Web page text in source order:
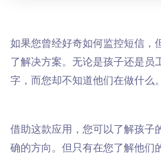
如果您曾经好奇如何监控短信，
了解决方案。无论是孩子还是员
字，而您却不知道他们在做什么。
借助这款应用，您可以了解孩子
确的方向。但只有在您了解他们